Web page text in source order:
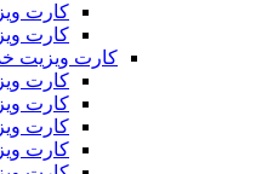
کارت
کارت
کارت ویزیت
کارت
کارت
کارت
کارت